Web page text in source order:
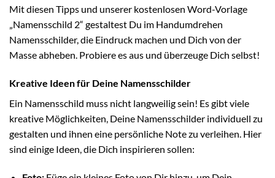
Mit diesen Tipps und unserer kostenlosen Word-Vorlage
„Namensschild 2“ gestaltest Du im Handumdrehen
Namensschilder, die Eindruck machen und Dich von der
Masse abheben. Probiere es aus und überzeuge Dich selbst!
Kreative Ideen für Deine Namensschilder
Ein Namensschild muss nicht langweilig sein! Es gibt viele
kreative Möglichkeiten, Deine Namensschilder individuell zu
gestalten und ihnen eine persönliche Note zu verleihen. Hier
sind einige Ideen, die Dich inspirieren sollen: